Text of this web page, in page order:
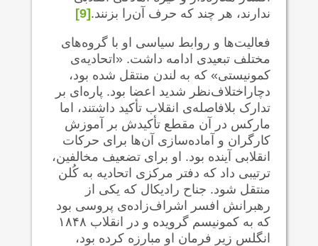
ندارند، هر چند که حرف آن‌را بزنند.[9]
فعالیت‌ها و روابط سیاسی او با گروه‌های
مختلف تبعیدی ادامه داشت. «اتحادیه‌ی
کمونیستی» که به لندن منتقل شده بود،
دچاراختلاف‌نظر شدید اعضا بود. پاره‌ای بر
تدارک بلافاصله‌ی انقلاب تأکید داشتند، اما
مارکس در آن مقطع تأکیدش بر آموزش
کارگران و آماده‌سازی آن‌ها برای حرکات
انقلابی آینده بود. او برای تضعیف مخالفین،
ترتیبی داد که دفتر مرکزی اتحادیه به کُلن
منتقل شود. جناح‌ رادیکال که یکی از
رهبرانش افسر اشراف‌زاده‌ی پروسی بود
که به کمونیسم گرویده و در انقلاب ۱۸۴۸
انگلس زیر فرمان او مبارزه کرده بود،